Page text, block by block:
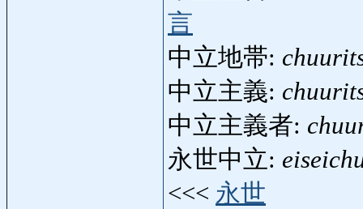
言
中立地帯:
中立主義:
中立主義者:
永世中立:
<<< 永世